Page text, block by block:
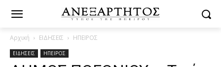
Αρχική ΕΙΔΗΣΕΙΣ ΗΠΕΙΡΟΣ
ΕΙΔΗΣΕΙΣ ΗΠΕΙΡΟΣ